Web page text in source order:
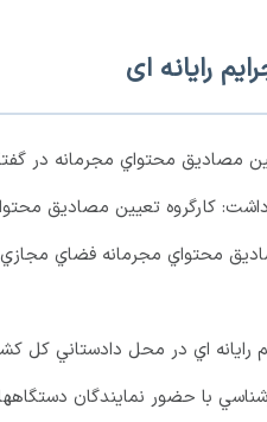
رایانه ای
مصاديق محتواي مجرمانه در
محتواي مجرمانه فضاي
رايانه اي در محل دادستاني كل